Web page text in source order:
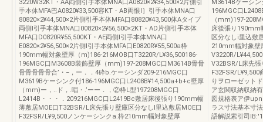
3220W32KT・AA両側引手本体MNA口A0820×2¥34,500×2片側引
手本体MFA巴A0820¥33,500容KT・AB両恨I］引手本体MNA口
80820×2¥44,500×2片側引手本体MFA口80820¥43,500体Aタイプ
両側l引手本体MNA口00820×2¥56,500×2KT・AD片側引手本体
MFA口D0820R¥55,500KT・AE両側l引手本体MNA口
E0820×2¥56,500×2片側l引手本体MFA口E0820R¥55,500a枠
190mm幅対象壁厚（m)186-216MOB口T3220R/L¥36,500186-
196MGC口M3608B装飾壁厚（mm)197-208MGC口M3614B骨骨
骨骨骨骨骨合’・−，ー．．4砕b.ケーシンダ209-216MGC口
M3619Bケーシンク付186-196MGC口L2408B¥14,500a+b+c壁厚
（mm)ー，..ド，.唱・.’ーー．，②枠L型197208MGC口
L2414B・・・．209216MGC口L2419Bc敷居床後張り190mm幅
薄敷居MOE口T32BSR/L床先張り壁庫区分なしI里込敷居MOE口
F32FSR/L¥9,500ノンケーシンクa.枠210mm幅対象壁厚
M3614Bケーシ
196MGC口
（mm)197-
床後張り190mm
区分なしi里込敷
210mm幅対象壁
V3220R/
V32BSR/L床先張
F32FSR/L¥9,500
りヲローゼット
ア玄関収納収納
図規格表ア伊
ラス寸法基本寸
語解説索引司